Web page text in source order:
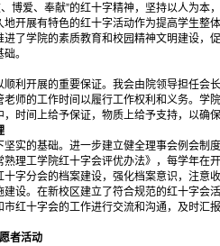
博爱、奉献”的红十字精神，坚持以人为
开展有特色的红十字活动作为提高学生整
了学院的素质教育和校园精神文明建设，
。
开展的重要保证。我会由院领导担任会
师的工作时间以履行工作权利和义务。学
时间上给予保证，物质上给予支持，以确保
的基础。进一步建立健全理事会例会制
理工学院红十字会评优办法》，每学年在
字分会的档案建设，强化档案意识，注意
设。在新校区建立了符合规范的红十字会
红十字会的工作进行交流和沟通，及时汇
者活动